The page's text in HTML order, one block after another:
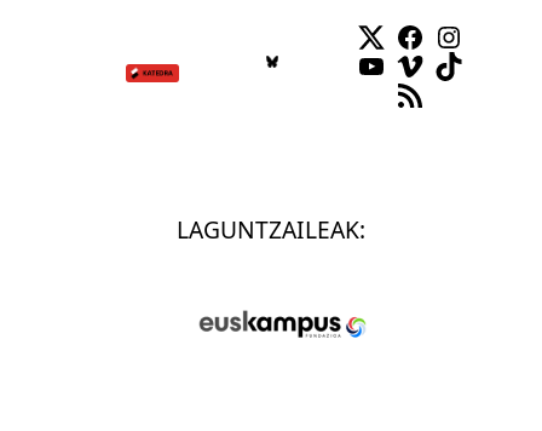
Twitter
Facebook
YouTube
VimeoTikTok
RSS Feed
LAGUNTZAILEAK: